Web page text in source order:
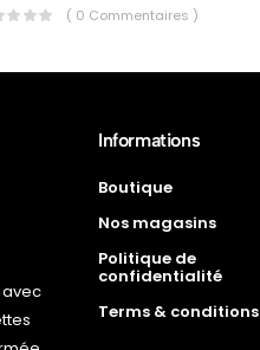
( 0 Commentaires )
Informations
Boutique
Nos magasins
Politique de
confidentialité
Terms & conditions